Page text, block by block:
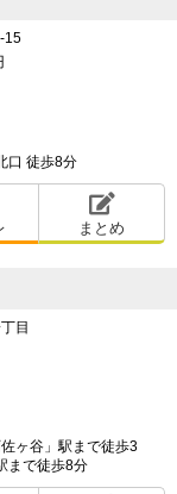
15
口 徒歩8分
まとめ
目
ヶ谷」駅まで徒歩3
まで徒歩8分